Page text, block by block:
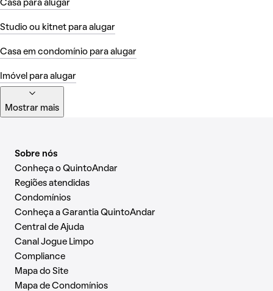
Casa para alugar
Studio ou kitnet para alugar
Casa em condomínio para alugar
Imóvel para alugar
Mostrar mais
Sobre nós
Conheça o QuintoAndar
Regiões atendidas
Condomínios
Conheça a Garantia QuintoAndar
Central de Ajuda
Canal Jogue Limpo
Compliance
Mapa do Site
Mapa de Condomínios